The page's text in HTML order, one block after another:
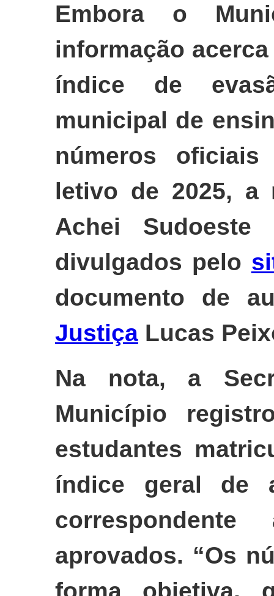
Embora o
informação
índice de
municipal de
números
letivo de 2025, a
Achei Sudoeste
divulgados pelo
documento de
Justiça Lucas
Na nota, a
Município
estudantes
índice geral de
aprovados. “Os